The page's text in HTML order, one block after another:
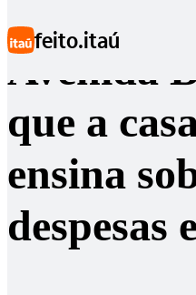
feito.itaú
Avenida
que a
ensina
despesas